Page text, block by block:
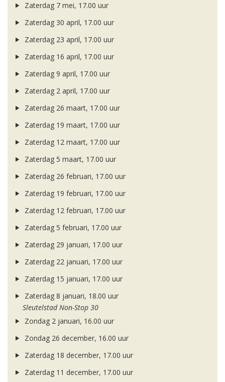
Zaterdag 7 mei, 17.00 uur
Zaterdag 30 april, 17.00 uur
Zaterdag 23 april, 17.00 uur
Zaterdag 16 april, 17.00 uur
Zaterdag 9 april, 17.00 uur
Zaterdag 2 april, 17.00 uur
Zaterdag 26 maart, 17.00 uur
Zaterdag 19 maart, 17.00 uur
Zaterdag 12 maart, 17.00 uur
Zaterdag 5 maart, 17.00 uur
Zaterdag 26 februari, 17.00 uur
Zaterdag 19 februari, 17.00 uur
Zaterdag 12 februari, 17.00 uur
Zaterdag 5 februari, 17.00 uur
Zaterdag 29 januari, 17.00 uur
Zaterdag 22 januari, 17.00 uur
Zaterdag 15 januari, 17.00 uur
Zaterdag 8 januari, 18.00 uur
Sleutelstad Non-Stop 30
Zondag 2 januari, 16.00 uur
Zondag 26 december, 16.00 uur
Zaterdag 18 december, 17.00 uur
Zaterdag 11 december, 17.00 uur